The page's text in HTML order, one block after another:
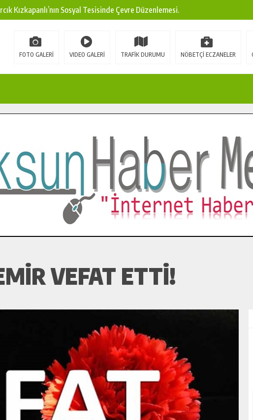
Kızkapanlı’nın Sosyal Tesisinde Çevre Düzenlemesi.
Kırsalına Modern Ulaşım Yatırımı.
Başarı: Edinilen Bilgi Türk Tarımına Katkı Sağlayacak.
Karakaya’dan Başkan Cüce’ye Veda Ziyareti.
Sona Doğru.
FOTO GALERİ VIDEO GALERİ TRAFİK DURUMU NÖBETÇİ ECZANELER
VEFAT ETTI!